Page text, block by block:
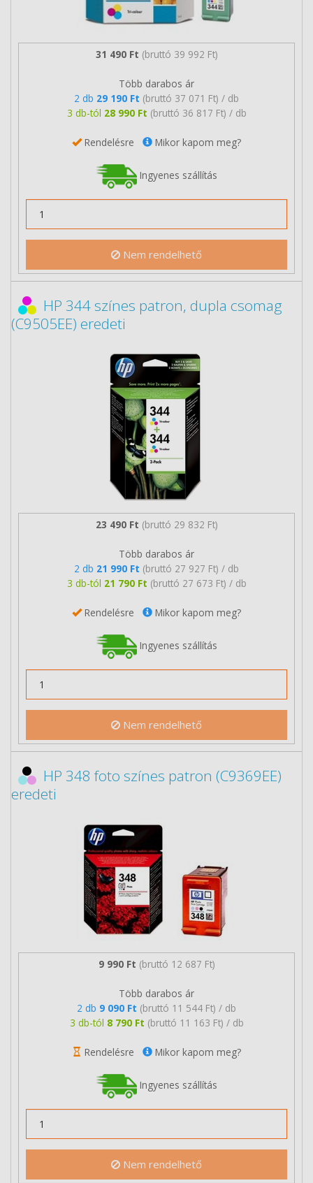
31 490 Ft (bruttó 39 992 Ft)
Több darabos ár
2 db 29 190 Ft (bruttó 37 071 Ft) / db
3 db-tól 28 990 Ft (bruttó 36 817 Ft) / db
Rendelésre Mikor kapom meg?
Ingyenes szállítás
Nem rendelhető
HP 344 színes patron, dupla csomag
(C9505EE) eredeti
23 490 Ft (bruttó 29 832 Ft)
Több darabos ár
2 db 21 990 Ft (bruttó 27 927 Ft) / db
3 db-tól 21 790 Ft (bruttó 27 673 Ft) / db
Rendelésre Mikor kapom meg?
Ingyenes szállítás
Nem rendelhető
HP 348 foto színes patron (C9369EE)
eredeti
9 990 Ft (bruttó 12 687 Ft)
Több darabos ár
2 db 9 090 Ft (bruttó 11 544 Ft) / db
3 db-tól 8 790 Ft (bruttó 11 163 Ft) / db
Rendelésre Mikor kapom meg?
Ingyenes szállítás
Nem rendelhető